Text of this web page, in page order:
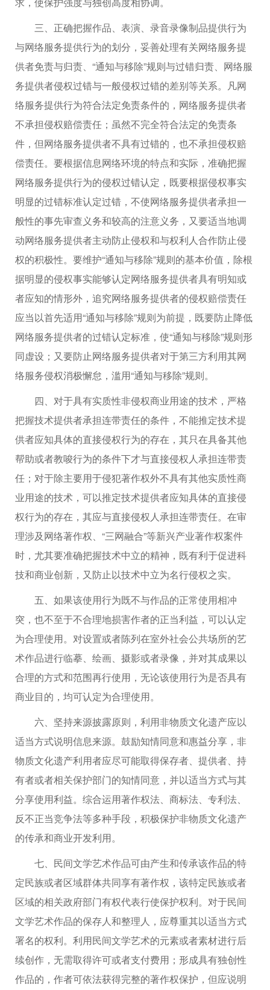
三、正确把握作品、表演、录音录像制品提供行为
与网络服务提供行为的划分，妥善处理有关网络服务提
供者免责与归责、“通知与移除”规则与过错归责、网络服
务提供者侵权过错与一般侵权过错的差别等关系。凡网
络服务提供行为符合法定免责条件的，网络服务提供者
不承担侵权赔偿责任；虽然不完全符合法定的免责条
件，但网络服务提供者不具有过错的，也不承担侵权赔
偿责任。要根据信息网络环境的特点和实际，准确把握
网络服务提供行为的侵权过错认定，既要根据侵权事实
明显的过错标准认定过错，不使网络服务提供者承担一
般性的事先审查义务和较高的注意义务，又要适当地调
动网络服务提供者主动防止侵权和与权利人合作防止侵
权的积极性。要维护“通知与移除”规则的基本价值，除根
据明显的侵权事实能够认定网络服务提供者具有明知或
者应知的情形外，追究网络服务提供者的侵权赔偿责任
应当以首先适用“通知与移除”规则为前提，既要防止降低
网络服务提供者的过错认定标准，使“通知与移除”规则形
同虚设；又要防止网络服务提供者对于第三方利用其网
络服务侵权消极懈怠，滥用“通知与移除”规则。
四、对于具有实质性非侵权商业用途的技术，严格
把握技术提供者承担连带责任的条件，不能推定技术提
供者应知具体的直接侵权行为的存在，其只在具备其他
帮助或者教唆行为的条件下才与直接侵权人承担连带责
任；对于除主要用于侵犯著作权外不具有其他实质性商
业用途的技术，可以推定技术提供者应知具体的直接侵
权行为的存在，其应与直接侵权人承担连带责任。在审
理涉及网络著作权、“三网融合”等新兴产业著作权案件
时，尤其要准确把握技术中立的精神，既有利于促进科
技和商业创新，又防止以技术中立为名行侵权之实。
五、如果该使用行为既不与作品的正常使用相冲
突，也不至于不合理地损害作者的正当利益，可以认定
为合理使用。对设置或者陈列在室外社会公共场所的艺
术作品进行临摹、绘画、摄影或者录像，并对其成果以
合理的方式和范围再行使用，无论该使用行为是否具有
商业目的，均可认定为合理使用。
六、坚持来源披露原则，利用非物质文化遗产应以
适当方式说明信息来源。鼓励知情同意和惠益分享，非
物质文化遗产利用者应尽可能取得保存者、提供者、持
有者或者相关保护部门的知情同意，并以适当方式与其
分享使用利益。综合运用著作权法、商标法、专利法、
反不正当竞争法等多种手段，积极保护非物质文化遗产
的传承和商业开发利用。
七、民间文学艺术作品可由产生和传承该作品的特
定民族或者区域群体共同享有著作权，该特定民族或者
区域的相关政府部门有权代表行使保护权利。对于民间
文学艺术作品的保存人和整理人，应尊重其以适当方式
署名的权利。利用民间文学艺术的元素或者素材进行后
续创作，无需取得许可或者支付费用；形成具有独创性
作品的，作者可依法获得完整的著作权保护，但应说明